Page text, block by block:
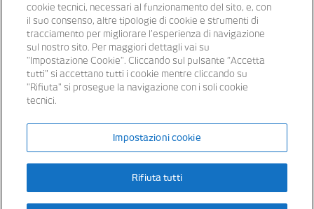
TerreLab – News
TerreLab – prendi un appuntamento
Banche appartenenti al Gruppo Bancario Banca Popolare del Lazio –
P.IVA 15854861000 – iscritta all’ Albo dei Gruppi Bancari al n. 5104
cookie tecnici, necessari al funzionamento del sito, e, con
il suo consenso, altre tipologie di cookie e strumenti di
tracciamento per migliorare l’esperienza di navigazione
sul nostro sito. Per maggiori dettagli vai su
"Impostazione Cookie". Cliccando sul pulsante “Accetta
tutti" si accettano tutti i cookie mentre cliccando su
"Rifiuta" si prosegue la navigazione con i soli cookie
tecnici.
Impostazioni cookie
Rifiuta tutti